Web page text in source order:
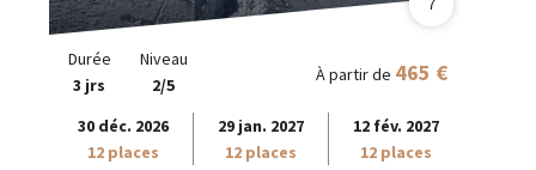
Durée
3 jrs
Niveau
2/5
À partir de 465 €
30 déc. 2026
12 places
29 jan. 2027
12 places
12 fév. 2027
12 places